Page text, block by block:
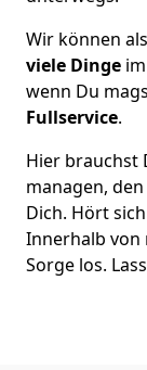
Wir können
viele Dinge
wenn Du
Fullservice.
Hier brauchst
managen,
Dich. Hört
Innerhalb von
Sorge los.